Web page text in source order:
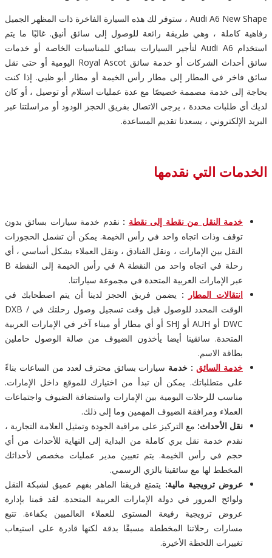
Audi A6 New Shape ، ستوفر لك هذه السيارة الفاخرة ذات المظهر الجميل
رفاهية كاملة ، وهي طريقة رائعة للوصول إلى سائق أنيق. غالبًا ما يتم
استخدام Audi A6 لتأجير السيارات بسائق للمناسبات الخاصة أو خدمات
سائق أحداث الشركات أو خدمة سائق Royal Ascot اليومية أو حتى نقل
سائق فاخر في المطار إلى مطار رأس الخيمة أو مطار أبو ظبي. إذا كنت
بحاجة إلى خدمة مصممة خصيصًا مع عدة عمليات استلام أو توصيل ، أو كان
لديك أي طلبات محددة ، يرجى الاتصال بفريق الحجز الودود أو مراسلتنا عبر
البريد الإلكتروني ، يسعدنا تقديم المساعدة.
الخدمات التي نقدمها
خدمة النقل من نقطة إلى نقطة : نقدم خدمة سيارات بسائق بدون
توقف وذات اتجاه واحد في رأس الخيمة. يمكن أن تشمل الحجوزات
النقل بين الإمارات ، ونقل الفنادق ، ونقل العملاء بشكل أساسي ، أي
رحلة في اتجاه واحد من النقطة A في رأس الخيمة إلى النقطة B
عبر الإمارات العربية المتحدة في مجموعة سياراتنا.
انتقالات المطار
: يضمن فريق الحجز لدينا أن يتم اصطحابك في
الوقت المحدد للوصول قبل وقت تسجيل وصول رحلتك في DXB /
DWC أو AUH أو SHJ أو أي مطار أو ميناء آخر في الإمارات العربية
المتحدة. سائقينا أيضا يأخذون الضيوف من صالة الوصول حاملين
بطاقة الاسم.
خدمة السائق: خدمة سيارات بسائق محترف لعدد من الساعات بناءً
على متطلباتك. يمكن أن تبدأ من اختيارك للموقع داخل الإمارات.
مناسب للرحلات اليومية بين الإمارات واستضافة الضيوف واجتماعات
العملاء ومرافقة الضيوف المهمين وما إلى ذلك.
نقل الأحداث: مع التركيز على مراقبة الجودة وتمثيل العلامة التجارية ،
نقدم خدمة نقل بري كاملة من البداية إلى النهاية للأحداث من أي
حجم في رأس الخيمة. يتم تعيين مدير عمليات مخصص لأحداثك
المخطط لها مع سائقينا بالزي الرسمي.
عروض ترويجية مالية: يتمتع فريقنا الماهر بفهم عميق لشبكة النقل
ولوائح المرور في دولة الإمارات العربية المتحدة. لقد قمنا بإدارة
عروض ترويجية رفيعة المستوى للعملاء العالميين بكفاءة. تتبع
مسارات رحلاتنا المخططة مسبقًا بدقة لكنها قادرة على استيعاب
تغييرات اللحظة الأخيرة.